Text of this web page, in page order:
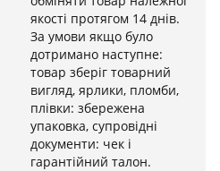
якості протягом 14 днів.
За умови якщо було
дотримано наступне:
товар зберіг товарний
вигляд, ярлики, пломби,
плівки: збережена
упаковка, супровідні
документи: чек і
гарантійний талон.